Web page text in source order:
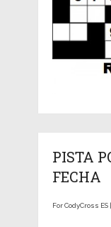
PISTA
FECHA
For CodyCross ES